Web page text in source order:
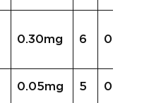
0.30mg 6 0.49mg
0.05mg 5 0.24mg